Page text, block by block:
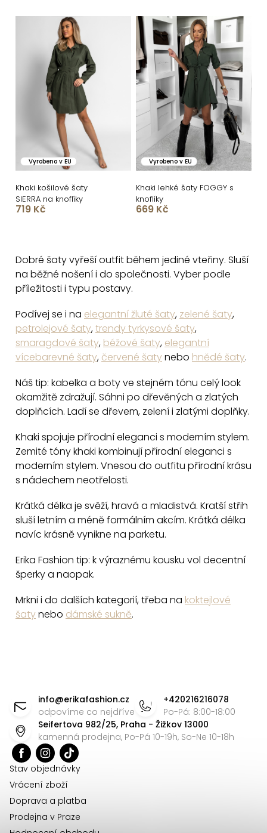
ů
Vyrobeno v EU
Khaki košilové šaty
SIERRA na knoflíky
719 Kč
Vyrobeno v EU
Khaki lehké šaty FOGGY s
knoflíky
669 Kč
l
á
a
c
í
p
v
k
v
ý
p
s
u
Dobré šaty vyřeší outfit během jediné vteřiny. Sluší
na běžné nošení i do společnosti. Vyber podle
příležitosti i typu postavy.
Podívej se i na elegantní žluté šaty, zelené šaty,
petrolejové šaty,trendy tyrkysové šaty,
smaragdové šaty, béžové šaty, elegantní
vícebarevné šaty, červené šatynebo hnědé šaty.
Náš tip: kabelka a boty ve stejném tónu celý look
okamžitě zdražují. Sáhni po dřevěných a zlatých
doplňcích. Ladí se dřevem, zelení i zlatými doplňky.
Khaki spojuje přírodní eleganci s moderním stylem.
Zemité tóny khaki kombinují přírodní eleganci s
moderním stylem. Vnesou do outfitu přírodní krásu
s nádechem neotřelosti.
Krátká délka je svěží, hravá a mladistvá. Kratší střih
sluší letním a méně formálním akcím. Krátká délka
navíc krásně vynikne na parketu.
Erika Fashion tip: k výraznému kousku vol decentní
šperky a naopak.
Mrkni i do dalších kategorií, třeba na koktejlové
šatynebo dámské sukně.
info@erikafashion.cz
odpovíme co nejdříve
+420216216078
Po-Pá: 8:00-18:00
Seifertova 982/25, Praha - Žižkov 13000
kamenná prodejna, Po-Pá 10-19h, So-Ne 10-18h
Stav objednávky
Vrácení zboží
Doprava a platba
Prodejna v Praze